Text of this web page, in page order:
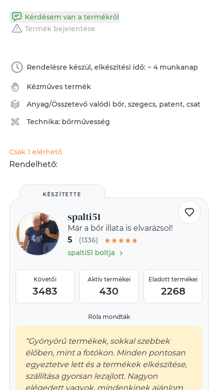
Kérdésem van a termékről
Termék bejelentése
Rendelésre készül, elkészítési idő: ~ 4 munkanap
Kézműves termék
Anyag/Összetevővalódi bőr,szegecs, patent,csat
Technika: bőrművesség
Csak 1 elérhető
Rendelhető:
KÉSZÍTETTE
spalti51
Már a bőr illata is elvarázsol!
5
(1336)
spalti51 boltja›
Követői
3483
Aktív termékei
430
Eladott termékei
2268
Róla mondták
“Gyönyörű termékek, sokkal szebbek
élőben, mint a fotókon. Minden pontosan
egyeztetve lett és a termékek elkészítése,
szállítása gyorsan lezajlott. Nagyon
elégedett vagyok, mindenkinek ajánlom